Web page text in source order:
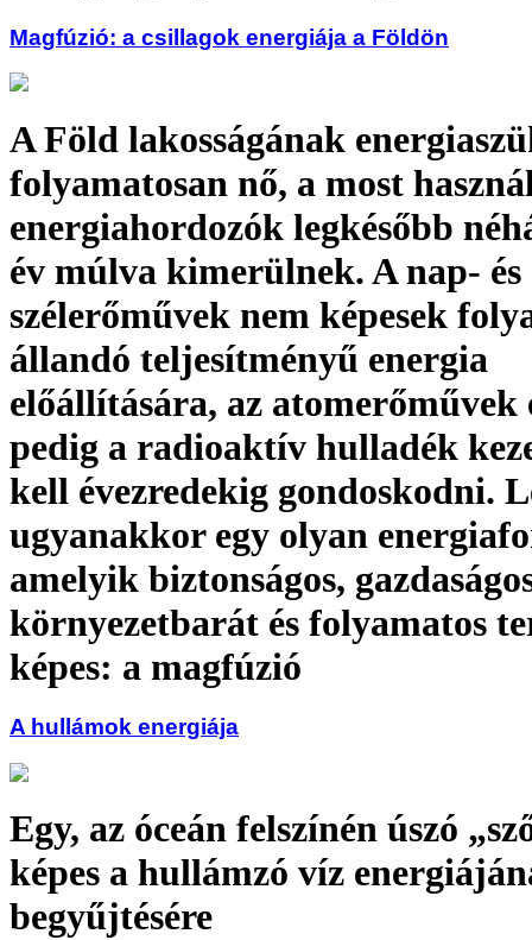
Magfúzió: a csillagok energiája a Földön
A Föld lakosságának
folyamatosan nő, a most
energiahordozók legkésőbb
év múlva kimerülnek. A nap- és
szélerőművek nem képesek
állandó teljesítményű energia
előállítására, az atomerőművek
pedig a radioaktív hulladék
kell évezredekig gondoskodni.
ugyanakkor egy olyan
amelyik biztonságos,
környezetbarát és folyamatos
képes: a magfúzió
A hullámok energiája
Egy, az óceán felszínén úszó
képes a hullámzó víz
begyűjtésére